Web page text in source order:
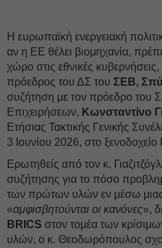
Η ευρωπαϊκή ενεργειακή
αν η ΕΕ θέλει βιομηχανία,
χώρο στις εθνικές
πρόεδρος του ΔΣ του ΣΕΒ,
συζήτηση με τον πρόεδρο του
Επιχειρήσεων, Κωνσταντίνο
Ετήσιας Τακτικής Γενικής
3 Ιουνίου 2026, στο
Ερωτηθείς από τον κ.
συζήτησης για το πόσο
των πρώτων υλών εν μέσω
«αμφισβητούνται οι κανόνες»,
BRICS στον τομέα των
υλών, ο κ. Θεοδωρόπουλος